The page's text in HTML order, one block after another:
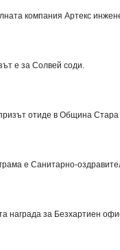
компания Артекс
е за Солвей соди.
отиде в Община Стара
е Санитарно-
награда за Безхартиен